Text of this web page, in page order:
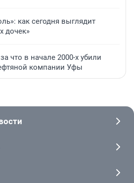
как сегодня выглядит
дочек»
что в начале 2000-х убили
компании Уфы